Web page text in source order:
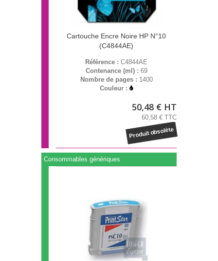
Cartouche Encre Noire HP N°10
(C4844AE)
Référence : C4844AE
Contenance (ml) : 69
Nombre de pages : 1400
Couleur :
50,48 € HT
60,58 € TTC
Produit obsolète
Consommables génériques